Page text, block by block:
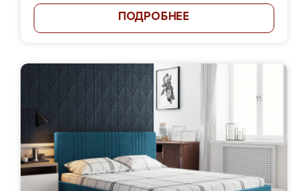
ПОДРОБНЕЕ